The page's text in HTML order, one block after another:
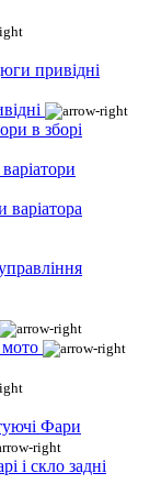
привідні
в зборі
варіатора
мото
Фари
і скло задні